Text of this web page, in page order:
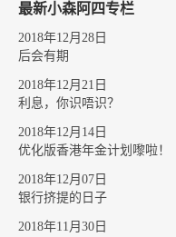
最新小森阿四专栏
2018年12月28日
后会有期
2018年12月21日
利息，你识唔识？
2018年12月14日
优化版香港年金计划嚟啦！
2018年12月07日
银行挤提的日子
2018年11月30日